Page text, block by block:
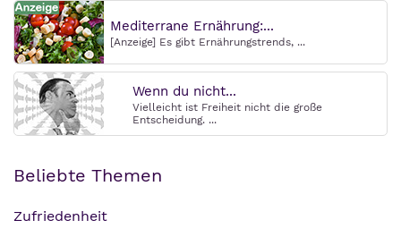
Mediterrane Ernährung:...
[Anzeige] Es gibt Ernährungstrends, ...
Wenn du nicht...
Vielleicht ist Freiheit nicht die große
Entscheidung. ...
Beliebte Themen
Zufriedenheit